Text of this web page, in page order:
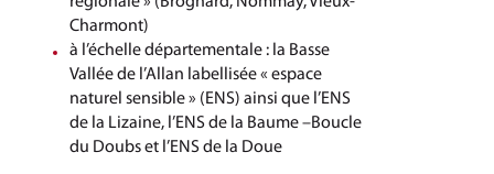
Charmont)
à l’échelle départementale : la Basse
Vallée de l’Allan labellisée « espace
naturel sensible » (ENS) ainsi que l’ENS
de la Lizaine, l’ENS de la Baume –Boucle
du Doubs et l’ENS de la Doue